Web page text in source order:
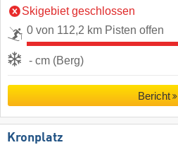
Skigebiet geschlossen
0 von 112,2 km Pisten offen
- cm (Berg)
Bericht
Kronplatz